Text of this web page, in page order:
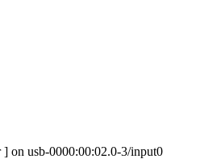
on usb-0000:00:02.0-3/input0